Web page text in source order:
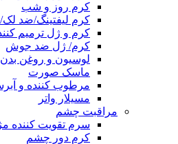
کرم روز و شب
کرم لیفتینگ/ضد
کرم و ژل ترمیم
کرم/ ژل ضد جوش
لوسیون و روغن بدن
ماسک صورت
مرطوب کننده و
مسیلار واتر
مراقبت چشم
سرم تقویت کننده
کرم دور چشم